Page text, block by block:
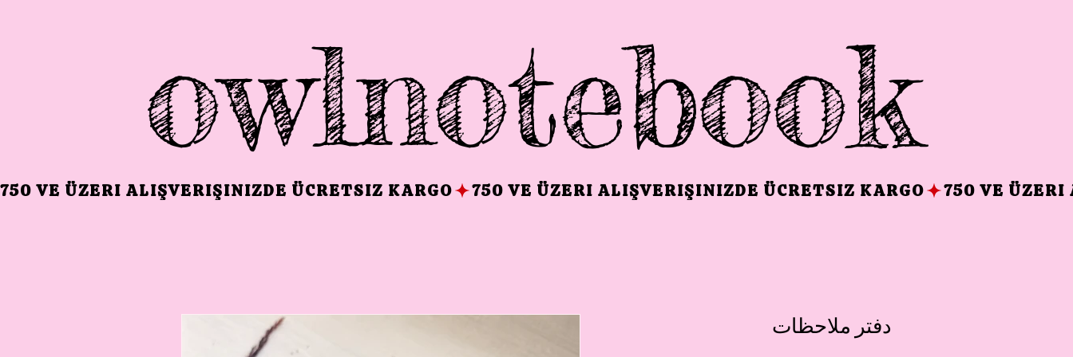
owlnotebook
750 VE ÜZERI ALIŞVERIŞINIZDE ÜCRETSIZ KARGO
دفتر ملاحظات